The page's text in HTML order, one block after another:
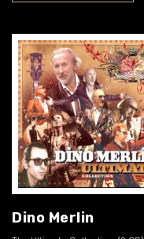
Dino Merlin